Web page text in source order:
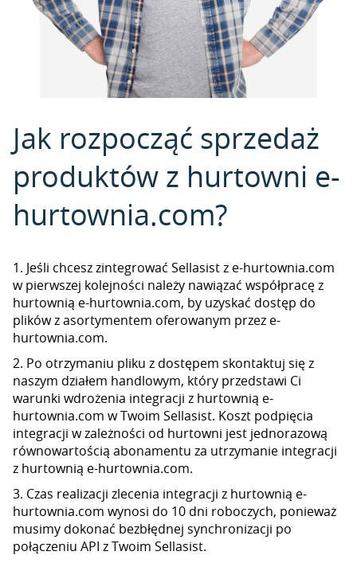
Jak rozpocząć sprzedaż
produktów z hurtowni e-
hurtownia.com?
1. Jeśli chcesz zintegrować Sellasist z e-hurtownia.com
w pierwszej kolejności należy nawiązać współpracę z
hurtownią e-hurtownia.com, by uzyskać dostęp do
plików z asortymentem oferowanym przez e-
hurtownia.com.
2. Po otrzymaniu pliku z dostępem skontaktuj się z
naszym działem handlowym, który przedstawi Ci
warunki wdrożenia integracji z hurtownią e-
hurtownia.com w Twoim Sellasist. Koszt podpięcia
integracji w zależności od hurtowni jest jednorazową
równowartością abonamentu za utrzymanie integracji
z hurtownią e-hurtownia.com.
3. Czas realizacji zlecenia integracji z hurtownią e-
hurtownia.com wynosi do 10 dni roboczych, ponieważ
musimy dokonać bezbłędnej synchronizacji po
połączeniu API z Twoim Sellasist.